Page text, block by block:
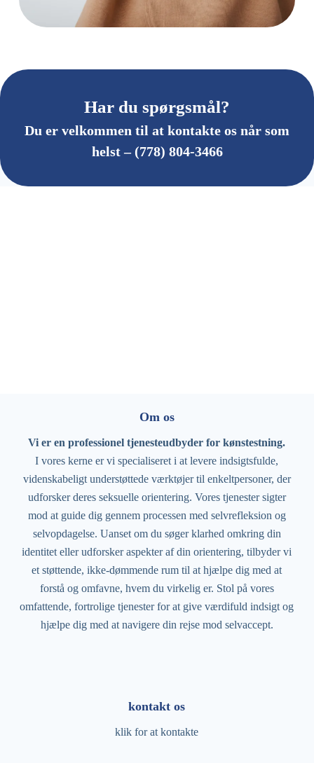
Har du spørgsmål?
Du er velkommen til at kontakte os når som
helst – (778) 804-3466
Om os
Vi er en professionel tjenesteudbyder for kønstestning.
I vores kerne er vi specialiseret i at levere indsigtsfulde,
videnskabeligt understøttede værktøjer til enkeltpersoner, der
udforsker deres seksuelle orientering. Vores tjenester sigter
mod at guide dig gennem processen med selvrefleksion og
selvopdagelse. Uanset om du søger klarhed omkring din
identitet eller udforsker aspekter af din orientering, tilbyder vi
et støttende, ikke-dømmende rum til at hjælpe dig med at
forstå og omfavne, hvem du virkelig er. Stol på vores
omfattende, fortrolige tjenester for at give værdifuld indsigt og
hjælpe dig med at navigere din rejse mod selvaccept.
kontakt os
klik for at kontakte